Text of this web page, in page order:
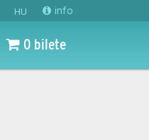
HU info
0 bilete